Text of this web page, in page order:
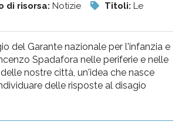
di risorsa: Notizie Titoli: Le
del Garante nazionale per l'infanzia e
Spadafora nelle periferie e nelle
nostre città, un'idea che nasce
delle risposte al disagio